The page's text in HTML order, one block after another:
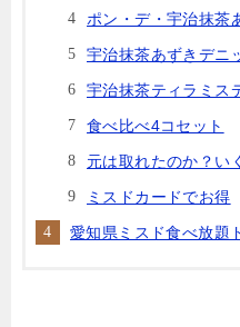
ポン・デ・宇治抹茶
宇治抹茶あずきデニ
宇治抹茶ティラミス
食べ比べ4コセット
元は取れたのか？い
ミスドカードでお得
愛知県ミスド食べ放題